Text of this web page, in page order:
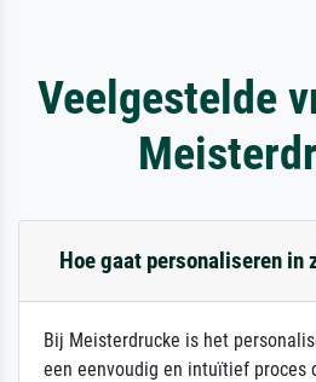
Veelgestelde
Hoe gaat personaliseren in
Bij Meisterdrucke is het
een eenvoudig en intuïtief proces